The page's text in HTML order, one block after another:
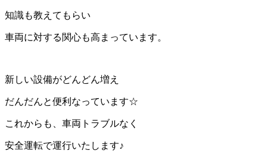
知識も教えてもらい
車両に対する関心も高まっています。
新しい設備がどんどん増え
だんだんと便利なっています☆
これからも、車両トラブルなく
安全運転で運行いたします♪